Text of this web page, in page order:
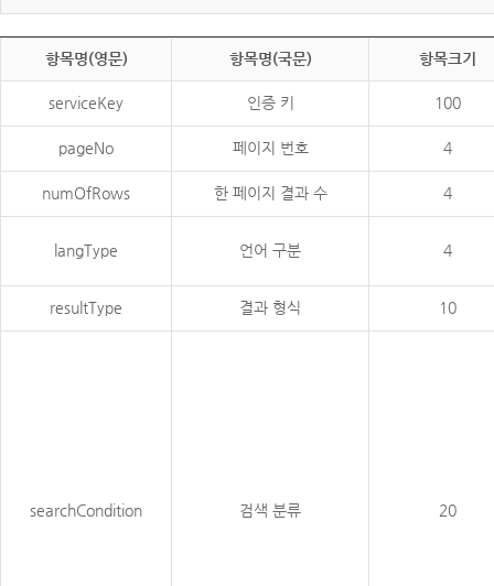
항목명(영문) 항목명(국문) 항목크기
serviceKey 인증 키 100
pageNo 페이지 번호 4
numOfRows 한 페이지 결과 수 4
langType 언어 구분 4
resultType 결과 형식 10
searchCondition 검색 분류 20